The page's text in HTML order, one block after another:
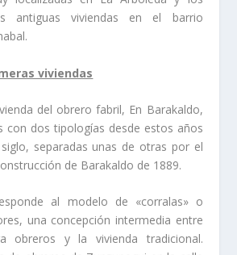
antiguas viviendas en el barrio
viviendas
del obrero fabril, En Barakaldo,
con dos tipologí­as desde estos años
separadas unas de otras por el
de Barakaldo de 1889.
al modelo de «corralas» o
una concepción intermedia entre
obreros y la vivienda tradicional.